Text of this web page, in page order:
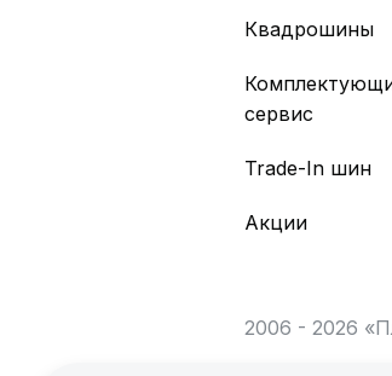
Квадрошины
сервис
Trade-In шин
Акции
2006 - 2026